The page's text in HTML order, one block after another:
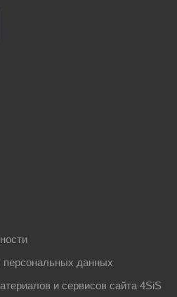
персональных данных
и сервисов сайта 4SiS